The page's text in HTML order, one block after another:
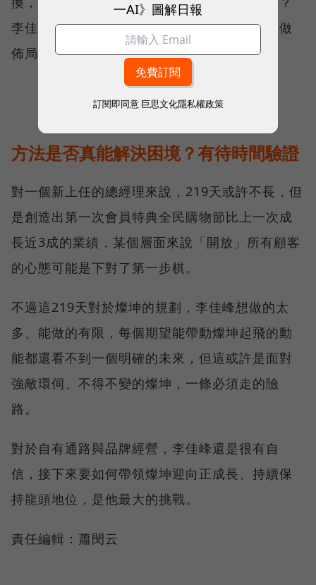
李佳峰說會盡可能在一些汰換週期短的產品上做
佈局，但是細節還在規劃。
方法是否真能解決困境？有待時間驗證
對一個新上任的總經理來說，219天或許不長，但
是創造出第一次會員特典全民購物節比上一次成
長近3成的業績，某個層面來說「開放」所有顧客
的心態可能是下對了第一步棋。
不過這219天對於燦坤的規劃，李佳峰想做的太
多、能做的有限，每個期望能帶動燦坤起飛的動
能都還看不到一個明確的未來，但這或許是面對
強敵環伺、不得不變的燦坤，一條必須走的險
路。
對於自有通路與品牌經營，李佳峰還是很有自
信，接下來要如何帶領燦坤迎向正成長、持續保
持龍頭地位，是他最大的挑戰。
責任編輯：蕭閔云
一AI》圖解日報
訂閱即同意 巨思文化隱私權政策